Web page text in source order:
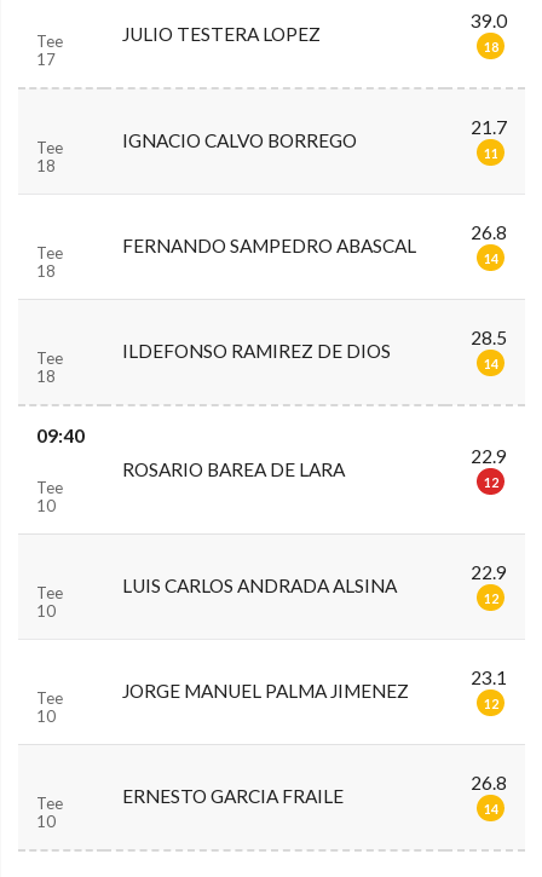
Tee
17
JULIO TESTERA LOPEZ
39.0
18
Tee
18
IGNACIO CALVO BORREGO
21.7
11
Tee
18
FERNANDO SAMPEDRO ABASCAL
26.8
14
Tee
18
ILDEFONSO RAMIREZ DE DIOS
28.5
14
09:40
Tee
10
ROSARIO BAREA DE LARA
22.9
12
Tee
10
LUIS CARLOS ANDRADA ALSINA
22.9
12
Tee
10
JORGE MANUEL PALMA JIMENEZ
23.1
12
Tee
10
ERNESTO GARCIA FRAILE
26.8
14